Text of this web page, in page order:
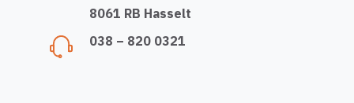
8061 RB Hasselt
038 – 820 0321